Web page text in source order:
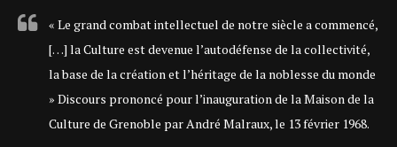
« Le grand combat intellectuel de notre siècle a commencé,
[…] la Culture est devenue l’autodéfense de la collectivité,
la base de la création et l’héritage de la noblesse du monde
» Discours prononcé pour l’inauguration de la Maison de la
Culture de Grenoble par André Malraux, le 13 février 1968.